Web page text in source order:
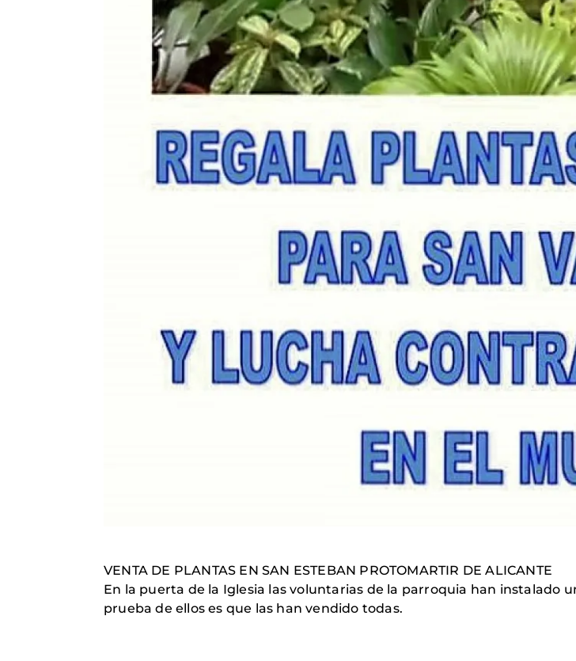
VENTA DE PLANTAS EN SAN ESTEBAN PROTOMARTIR DE ALICANTE
En la puerta de la Iglesia las voluntarias de la parroquia han instalado
prueba de ellos es que las han vendido todas.